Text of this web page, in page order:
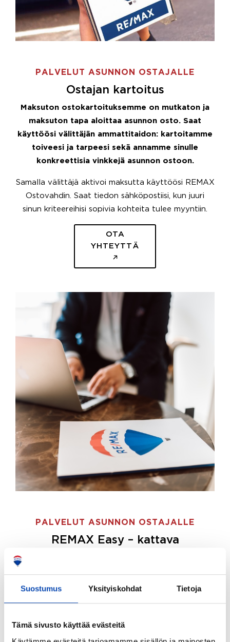
Suostumus Yksityiskohdat Tietoja
Tämä sivusto käyttää evästeitä
PALVELUT ASUNNON OSTAJALLE
Ostajan kartoitus
Maksuton ostokartoituksemme on mutkaton ja
maksuton tapa aloittaa asunnon osto. Saat
käyttöösi välittäjän ammattitaidon: kartoitamme
toiveesi ja tarpeesi sekä annamme sinulle
konkreettisia vinkkejä asunnon ostoon.
Samalla välittäjä aktivoi maksutta käyttöösi REMAX
Ostovahdin. Saat tiedon sähköpostiisi, kun juuri
sinun kriteereihisi sopivia kohteita tulee myyntiin.
OTA
YHTEYTTÄ
PALVELUT ASUNNON OSTAJALLE
REMAX Easy – kattava
ostajille.
Tee ostotoimeksianto ja etsimme juuri